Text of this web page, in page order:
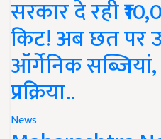
सरकार दे रही
किट! अब छत पर
ऑर्गेनिक
प्रक्रिया..
News